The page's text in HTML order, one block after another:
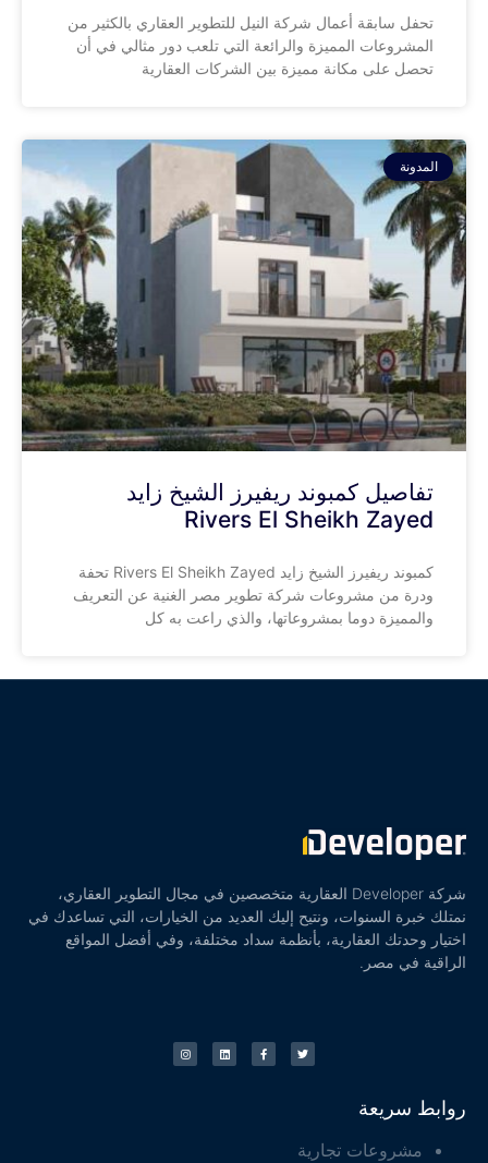
تحفل سابقة أعمال شركة النيل للتطوير العقاري بالكثير من
المشروعات المميزة والرائعة التي تلعب دور مثالي في أن
تحصل على مكانة مميزة بين الشركات العقارية
المدونة
تفاصيل كمبوند ريفيرز الشيخ زايد
Rivers El Sheikh Zayed
كمبوند ريفيرز الشيخ زايد Rivers El Sheikh Zayed تحفة
ودرة من مشروعات شركة تطوير مصر الغنية عن التعريف
والمميزة دوما بمشروعاتها، والذي راعت به كل
شركة Developer العقارية متخصصين في مجال التطوير العقاري،
نمتلك خبرة السنوات، ونتيح إليك العديد من الخيارات، التي تساعدك في
اختيار وحدتك العقارية، بأنظمة سداد مختلفة، وفي أفضل المواقع
الراقية في مصر.
روابط سريعة
مشروعات تجارية